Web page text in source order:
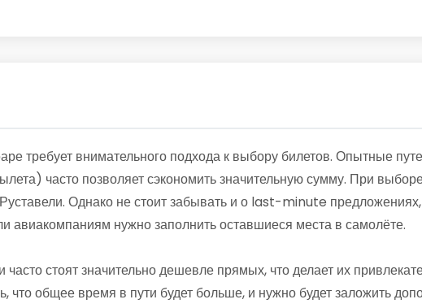
требует внимательного подхода к выбору билетов. Опытные
часто позволяет сэкономить значительную сумму. При
Однако не стоит забывать и о last-minute
авиакомпаниям нужно заполнить оставшиеся места в самолёте.
стоят значительно дешевле прямых, что делает их
что общее время в пути будет больше, и нужно будет заложить